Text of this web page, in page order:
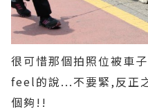
很可惜那個拍照位被車
feel的說...不要緊,反正
個夠!!